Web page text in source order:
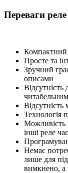
Переваги
Просте та
Зручний
описами
Технологія
Можливість
інші реле
Немає
лише для
вимкнено, а